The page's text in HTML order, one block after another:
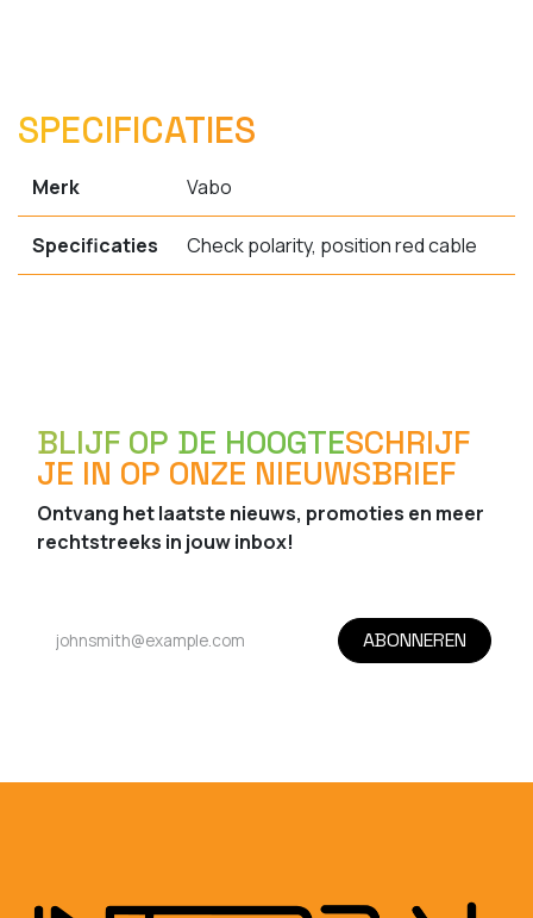
SPECIFICATIES
Merk Vabo
Specificaties Check polarity, position red cable
BLIJF OP DE HOOGTESCHRIJF
JE IN OP ONZE NIEUWSBRIEF
Ontvang het laatste nieuws, promoties en meer
rechtstreeks in jouw inbox!
ABONNEREN